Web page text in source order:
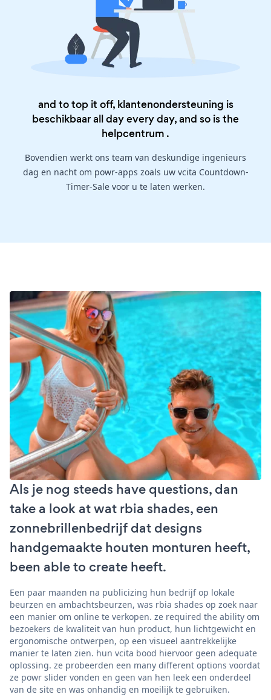
and to top it off, klantenondersteuning is
beschikbaar all day every day, and so is the
helpcentrum .
Bovendien werkt ons team van deskundige ingenieurs
dag en nacht om powr-apps zoals uw vcita Countdown-
Timer-Sale voor u te laten werken.
Als je nog steeds have questions, dan
take a look at wat rbia shades, een
zonnebrillenbedrijf dat designs
handgemaakte houten monturen heeft,
been able to create heeft.
Een paar maanden na publicizing hun bedrijf op lokale
beurzen en ambachtsbeurzen, was rbia shades op zoek naar
een manier om online te verkopen. ze required the ability om
bezoekers de kwaliteit van hun product, hun lichtgewicht en
ergonomische ontwerpen, op een visueel aantrekkelijke
manier te laten zien. hun vcita bood hiervoor geen adequate
oplossing. ze probeerden een many different options voordat
ze powr slider vonden en geen van hen leek een onderdeel
van de site en was onhandig en moeilijk te gebruiken.